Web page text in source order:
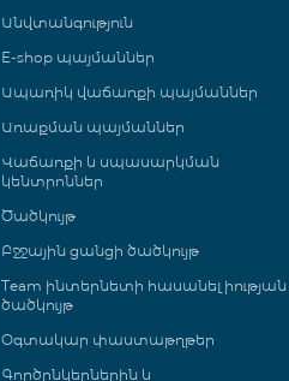
Անվտանգություն
E-shop պայմաններ
Ապառիկ վաճառքի պայմաններ
Առաքման պայմաններ
Վաճառքի և սպասարկման
կենտրոններ
Ծածկույթ
Բջջային ցանցի ծածկույթ
Team ինտերնետի հասանելիության
ծածկույթ
Օգտակար փաստաթղթեր
Գործընկերներին և